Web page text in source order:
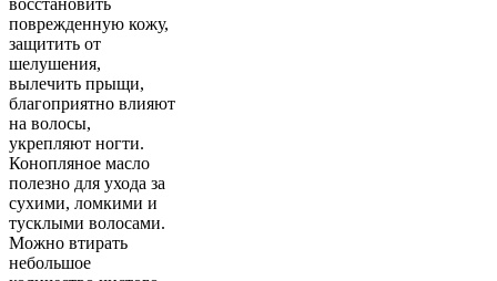
поврежденную кожу,
защитить от
шелушения,
вылечить прыщи,
благоприятно влияют
на волосы,
укрепляют ногти.
Конопляное масло
полезно для ухода за
сухими, ломкими и
тусклыми волосами.
Можно втирать
небольшое